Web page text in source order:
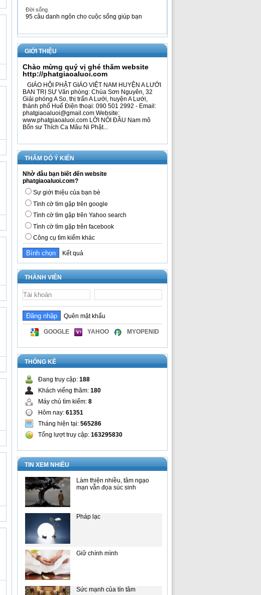
Đời sống
95 câu danh ngôn cho cuộc sống giúp bạn
GIỚI THIỆU
Chào mừng quý vị ghé thăm website
http://phatgiaoaluoi.com
GIÁO HỘI PHẬT GIÁO VIỆT NAM HUYỆN A LƯỚI
BAN TRỊ SỰ Văn phòng: Chùa Sơn Nguyên, 32
Giải phóng A So, thị trấn A Lưới, huyện A Lưới,
thành phố Huế Điện thoại: 090 501 2992 - Email:
phatgiaoaluoi@gmail.com Website:
www.phatgiaoaluoi.com LỜI NÓI ĐẦU Nam mô
Bổn sư Thích Ca Mâu Ni Phật...
THĂM DÒ Ý KIẾN
Nhờ đâu bạn biết đến website
phatgiaoaluoi.com?
Sự giới thiệu của bạn bè
Tình cờ tìm gặp trên google
Tình cờ tìm gặp trên Yahoo search
Tình cờ tìm gặp trên facebook
Công cụ tìm kiếm khác
Kết quả
THÀNH VIÊN
Quên mật khẩu
GOOGLE YAHOO MYOPENID
THỐNG KÊ
Đang truy cập: 188
Khách viếng thăm: 180
Máy chủ tìm kiếm: 8
Hôm nay: 61351
Tháng hiện tại: 565286
Tổng lượt truy cập: 163295830
TIN XEM NHIỀU
Làm thiện nhiều, tâm ngạo
mạn vẫn đọa súc sinh
Pháp lạc
Giữ chính mình
Sức mạnh của tín tâm